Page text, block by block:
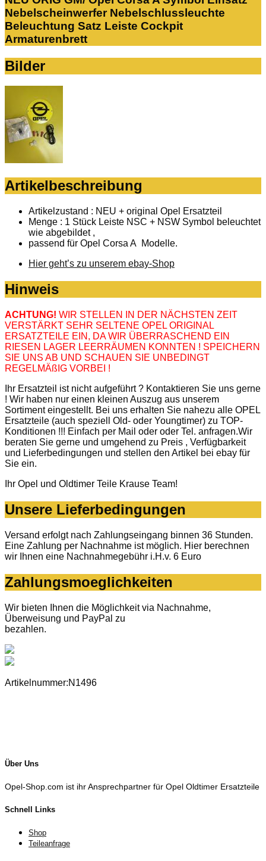
Nebelscheinwerfer Nebelschlussleuchte
Beleuchtung Satz Leiste Cockpit
Armaturenbrett
Bilder
Artikelbeschreibung
Artikelzustand : NEU + original Opel Ersatzteil
Menge : 1 Stück Leiste NSC + NSW Symbol beleuchtet
wie abgebildet ,
passend für Opel Corsa A Modelle.
Hier geht’s zu unserem ebay-Shop
Hinweis
ACHTUNG! WIR STELLEN IN DER NÄCHSTEN ZEIT
VERSTÄRKT SEHR SELTENE OPEL ORIGINAL
ERSATZTEILE EIN, DA WIR ÜBERRASCHEND EIN
RIESEN LAGER LEERRÄUMEN KONNTEN ! SPEICHERN
SIE UNS AB UND SCHAUEN SIE UNBEDINGT
REGELMÄßIG VORBEI !
Ihr Ersatzteil ist nicht aufgeführt ? Kontaktieren Sie uns gerne
! Wir haben nur einen kleinen Auszug aus unserem
Sortiment eingestellt. Bei uns erhalten Sie nahezu alle OPEL
Ersatzteile (auch speziell Old- oder Youngtimer) zu TOP-
Konditionen !!! Einfach per Mail oder oder Tel. anfragen.Wir
beraten Sie gerne und umgehend zu Preis , Verfügbarkeit
und Lieferbedingungen und stellen den Artikel bei ebay für
Sie ein.
Ihr Opel und Oldtimer Teile Krause Team!
Unsere Lieferbedingungen
Versand erfolgt nach Zahlungseingang binnen 36 Stunden.
Eine Zahlung per Nachnahme ist möglich. Hier berechnen
wir Ihnen eine Nachnahmegebühr i.H.v. 6 Euro
Zahlungsmoeglichkeiten
Wir bieten Ihnen die Möglichkeit via Nachnahme,
Überweisung und PayPal zu
bezahlen.
Artikelnummer:N1496
Über Uns
Opel-Shop.com ist ihr Ansprechpartner für Opel Oldtimer Ersatzteile
Schnell Links
Shop
Teileanfrage